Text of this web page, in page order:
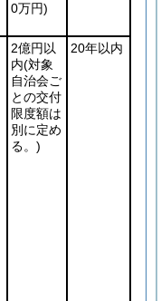
0万円)
2億円以
内(対象
自治会ご
との交付
限度額は
別に定め
る。)
20年以内